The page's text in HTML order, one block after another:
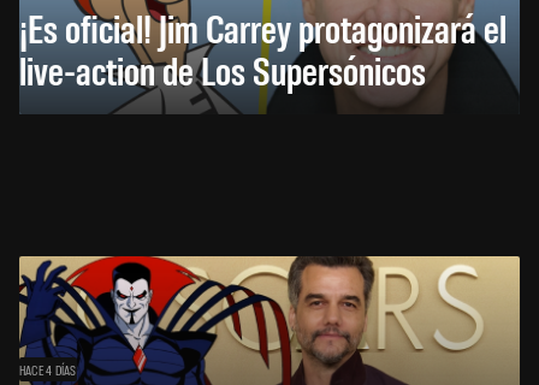
¡Es oficial! Jim Carrey protagonizará el
live-action de Los Supersónicos
HACE 4 DÍAS